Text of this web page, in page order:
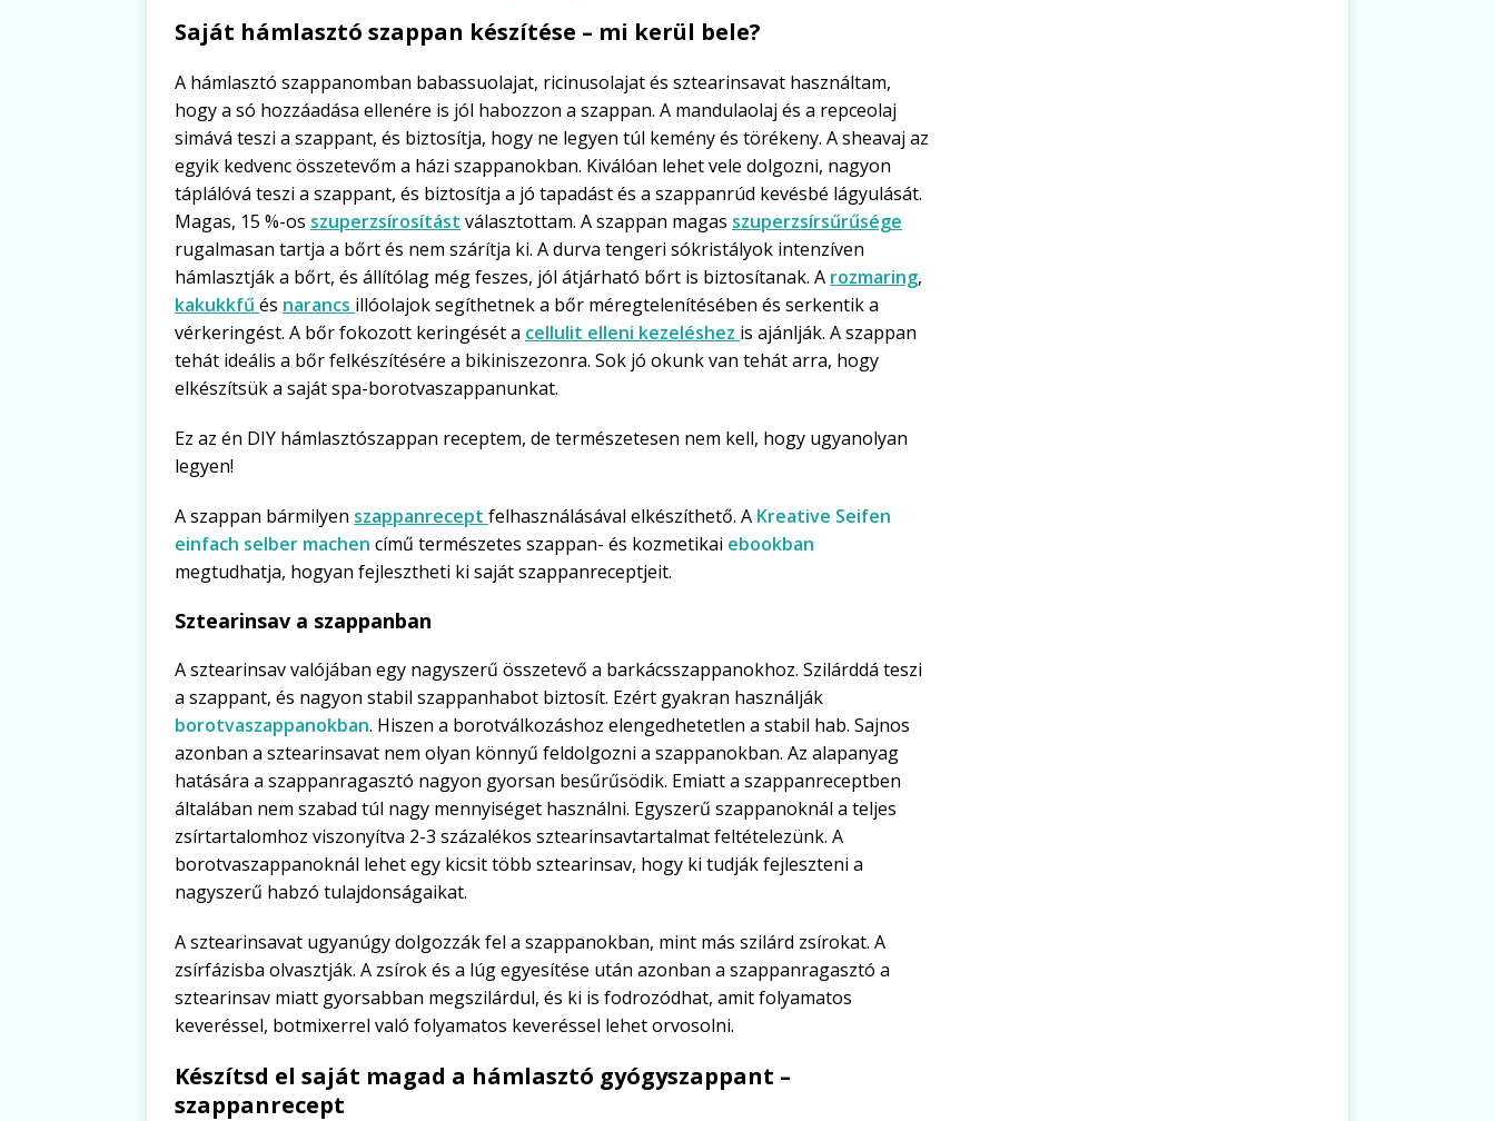
Saját hámlasztó szappan készítése – mi kerül bele?
A hámlasztó szappanomban babassuolajat, ricinusolajat és sztearinsavat használtam,
hogy a só hozzáadása ellenére is jól habozzon a szappan. A mandulaolaj és a repceolaj
simává teszi a szappant, és biztosítja, hogy ne legyen túl kemény és törékeny. A sheavaj az
egyik kedvenc összetevőm a házi szappanokban. Kiválóan lehet vele dolgozni, nagyon
táplálóvá teszi a szappant, és biztosítja a jó tapadást és a szappanrúd kevésbé lágyulását.
Magas, 15 %-os szuperzsírosítást választottam. A szappan magas szuperzsírsűrűsége
rugalmasan tartja a bőrt és nem szárítja ki. A durva tengeri sókristályok intenzíven
hámlasztják a bőrt, és állítólag még feszes, jól átjárható bőrt is biztosítanak. A rozmaring,
kakukkfű és narancs illóolajok segíthetnek a bőr méregtelenítésében és serkentik a
vérkeringést. A bőr fokozott keringését a cellulit elleni kezeléshez is ajánlják. A szappan
tehát ideális a bőr felkészítésére a bikiniszezonra. Sok jó okunk van tehát arra, hogy
elkészítsük a saját spa-borotvaszappanunkat.
Ez az én DIY hámlasztószappan receptem, de természetesen nem kell, hogy ugyanolyan
legyen!
A szappan bármilyen szappanrecept felhasználásával elkészíthető. A Kreative Seifen
einfach selber machen című természetes szappan- és kozmetikai ebookban
megtudhatja, hogyan fejlesztheti ki saját szappanreceptjeit.
Sztearinsav a szappanban
A sztearinsav valójában egy nagyszerű összetevő a barkácsszappanokhoz. Szilárddá teszi
a szappant, és nagyon stabil szappanhabot biztosít. Ezért gyakran használják
borotvaszappanokban. Hiszen a borotválkozáshoz elengedhetetlen a stabil hab. Sajnos
azonban a sztearinsavat nem olyan könnyű feldolgozni a szappanokban. Az alapanyag
hatására a szappanragasztó nagyon gyorsan besűrűsödik. Emiatt a szappanreceptben
általában nem szabad túl nagy mennyiséget használni. Egyszerű szappanoknál a teljes
zsírtartalomhoz viszonyítva 2-3 százalékos sztearinsavtartalmat feltételezünk. A
borotvaszappanoknál lehet egy kicsit több sztearinsav, hogy ki tudják fejleszteni a
nagyszerű habzó tulajdonságaikat.
A sztearinsavat ugyanúgy dolgozzák fel a szappanokban, mint más szilárd zsírokat. A
zsírfázisba olvasztják. A zsírok és a lúg egyesítése után azonban a szappanragasztó a
sztearinsav miatt gyorsabban megszilárdul, és ki is fodrozódhat, amit folyamatos
keveréssel, botmixerrel való folyamatos keveréssel lehet orvosolni.
Készítsd el saját magad a hámlasztó gyógyszappant –
szappanrecept